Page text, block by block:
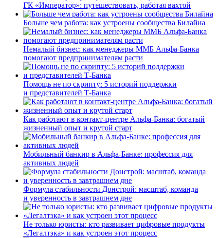
ГК «Император»: путешествовать, работая вахтой
Больше чем работа: как устроены сообщества Билайна
Немалый бизнес: как менеджеры ММБ Альфа-Банка
помогают предпринимателям расти
Помощь не по скрипту: 5 историй поддержки
и представителей Т-Банка
Как работают в контакт-центре Альфа-Банка: богатый
жизненный опыт и крутой старт
Мобильный банкир в Альфа-Банке: профессия для
активных людей
Формула стабильности Донстрой: масштаб, команда
и уверенность в завтрашнем дне
Не только юристы: кто развивает цифровые продукты
«Легалтэка» и как устроен этот процесс